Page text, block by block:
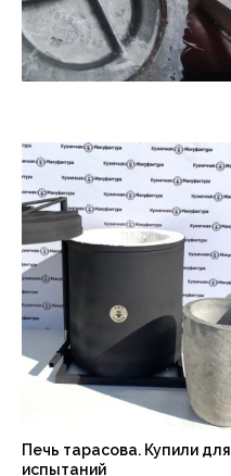
Печь тарасова. Купили для
испытаний